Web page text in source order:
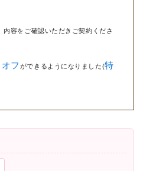
内容をご確認いただきご契約くださ
フ ができるようになりました(特